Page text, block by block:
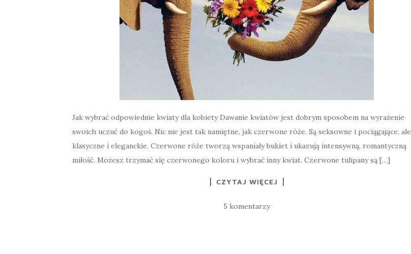
Jak wybrać odpowiednie kwiaty dla kobiety Dawanie kwiatów jest dobrym sposobem na wyrażenie
swoich uczuć do kogoś. Nic nie jest tak namiętne, jak czerwone róże. Są seksowne i pociągające, ale
klasyczne i eleganckie. Czerwone róże tworzą wspaniały bukiet i ukazują intensywną, romantyczną
miłość. Możesz trzymać się czerwonego koloru i wybrać inny kwiat. Czerwone tulipany są […]
CZYTAJ WIĘCEJ
5 komentarzy